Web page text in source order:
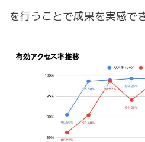
を行うことで成果を実感で